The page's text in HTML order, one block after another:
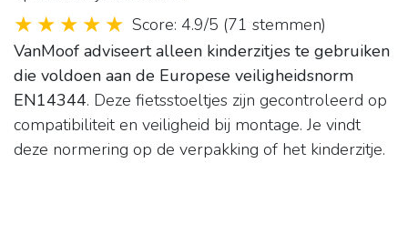
Score: 4.9/5 (71 stemmen)
VanMoof adviseert alleen kinderzitjes te gebruiken
die voldoen aan de Europese veiligheidsnorm
EN14344. Deze fietsstoeltjes zijn gecontroleerd op
compatibiliteit en veiligheid bij montage. Je vindt
deze normering op de verpakking of het kinderzitje.